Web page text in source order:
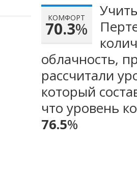
КОМФОРТ
70.3%
облачность,
рассчитали
который
что уровень
76.5%